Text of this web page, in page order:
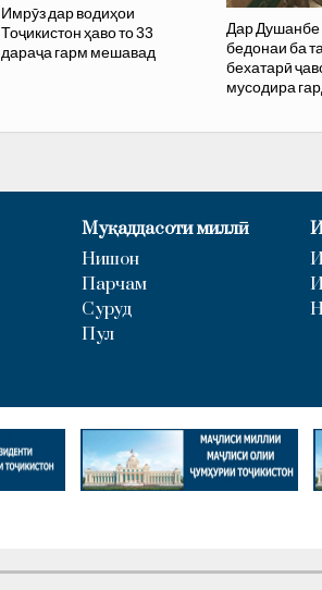
Имрӯз дар водиҳои
Тоҷикистон ҳаво то 33
дараҷа гарм мешавад
Дар Душанбе
бедонаи ба
бехатарӣ
мусодира
Муқаддасоти миллӣ
Нишон
Парчам
Суруд
Пул